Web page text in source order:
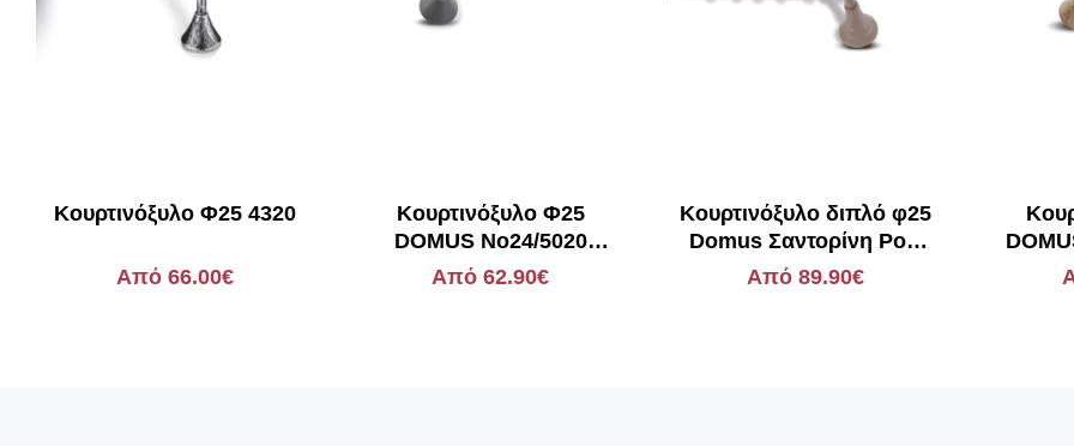
Κουρτινόξυλο Φ25 4320
Από 66.00€
Kουρτινόξυλο Φ25
DOMUS Νο24/5020
Ανθρακί Παστέλ Στριφτό
Από 62.90€
Κουρτινόξυλο διπλό φ25
Domus Σαντορίνη Ροζ/
Σάπιο Μήλο
Από 89.90€